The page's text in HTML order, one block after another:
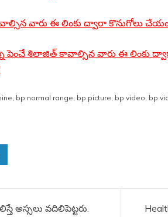
వారు ఈ లింకు ద్వారా కొనుగోలు
పెంచే శిలాజిత్ కావాల్సిన వారు ఈ లింకు
bp normal range bp picture bp video bp
అస్సలు వదిలిపెట్టరు.